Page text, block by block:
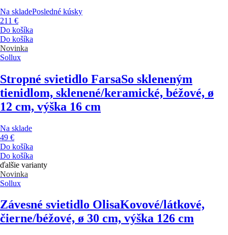
Na skladePosledné kúsky
211 €
Do košíka
Do košíka
Novinka
Sollux
Stropné svietidlo FarsaSo skleneným
tienidlom, sklenené/keramické, béžové, ø
12 cm, výška 16 cm
Na sklade
49 €
Do košíka
Do košíka
ďalšie varianty
Novinka
Sollux
Závesné svietidlo OlisaKovové/látkové,
čierne/béžové, ø 30 cm, výška 126 cm